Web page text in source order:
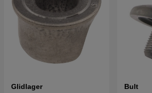
Glidlager Bult